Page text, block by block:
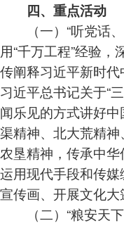
四、重点活动
（一）“听党话、
用“千万工程”经验
传阐释习近平新时
习近平总书记关于“
闻乐见的方式讲好
渠精神、北大荒精
农垦精神，传承中华
运用现代手段和传
宣传画、开展文化大
（二）“粮安天下